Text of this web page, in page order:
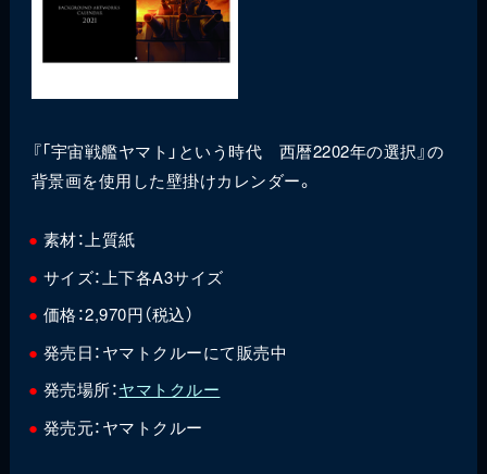
『「宇宙戦艦ヤマト」という時代 西暦2202年の選択』の
背景画を使用した壁掛けカレンダー。
素材：上質紙
サイズ：上下各A3サイズ
価格：2,970円（税込）
発売日：ヤマトクルーにて販売中
発売場所：ヤマトクルー
発売元：ヤマトクルー